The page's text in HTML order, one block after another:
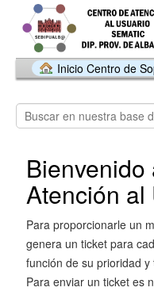
Inicio Centro de
Atención al
Para proporcionarle un
genera un ticket para
función de su prioridad
Para enviar un ticket es